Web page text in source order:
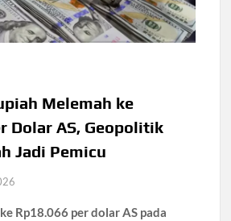
Dibentuk Lewat Program AI
IDA22, Sri Mulyani Jadi Ketua
Padel pada Cedera Kaki 2026
Jawab Maskapai Saat Delay
Melemah ke
Dolar AS, Geopolitik
Jadi Pemicu
Rp18.066 per dolar AS pada